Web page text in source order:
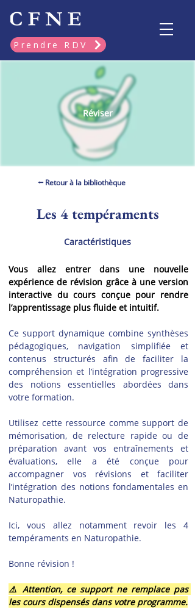
Prendre RDV
Réviser
⭠ Retour à la bibliothèque
Les 4 tempéraments
Caractéristiques
Vous allez entrer dans une nouvelle
expérience de révision grâce à une version
interactive du cours conçue pour rendre
l’apprentissage plus fluide et intuitif.
Ce support dynamique combine synthèses
pédagogiques, navigation simplifiée et
contenus structurés afin de faciliter la
compréhension et l’intégration progressive
des notions essentielles abordées dans
votre formation.
Utilisez cette ressource comme support de
mémorisation, de relecture rapide ou de
préparation avant vos entraînements et
évaluations, elle a été conçue pour
accompagner vos révisions et faciliter
l’intégration des notions fondamentales en
Naturopathie.
Ici, vous allez notamment revoir les 4
tempéraments en Naturopathie.
Bonne révision !
⚠️ Attention, ce support ne remplace pas
les cours dispensés dans votre programme.